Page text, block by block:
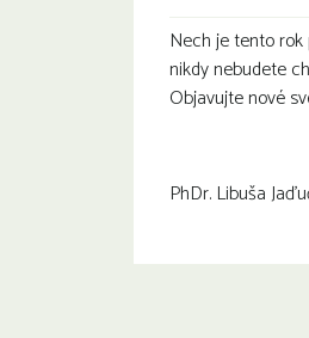
Nech je tento
nikdy nebudete
Objavujte nové
PhDr. Libuša